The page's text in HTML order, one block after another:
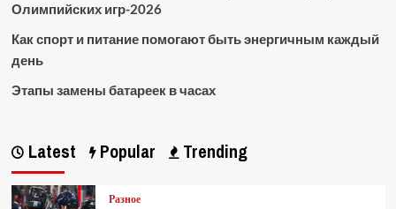
Олимпийских игр-2026
Как спорт и питание помогают быть энергичным каждый
день
Этапы замены батареек в часах
Latest Popular Trending
Разное